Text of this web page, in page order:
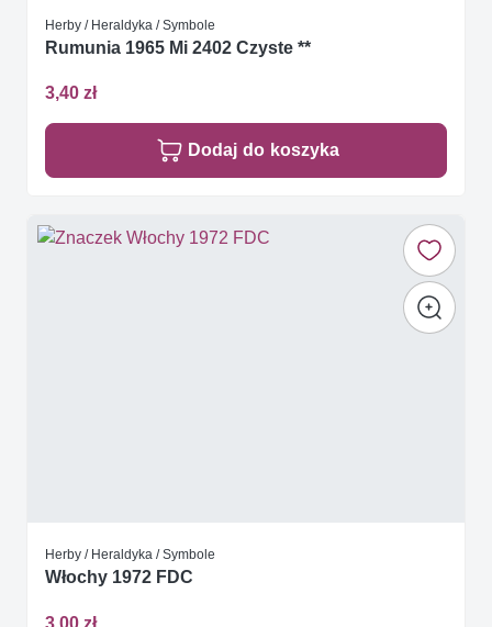
Herby / Heraldyka / Symbole
Rumunia 1965 Mi 2402 Czyste **
3,40 zł
Dodaj do koszyka
Herby / Heraldyka / Symbole
Włochy 1972 FDC
3,00 zł